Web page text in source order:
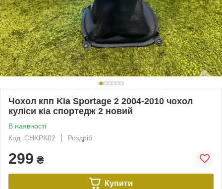
Чохол кпп Kia Sportage 2 2004-2010 чохол
куліси кіа спортедж 2 новий
В наявності
Код: CHKPK02
Роздріб
299 ₴
Купити